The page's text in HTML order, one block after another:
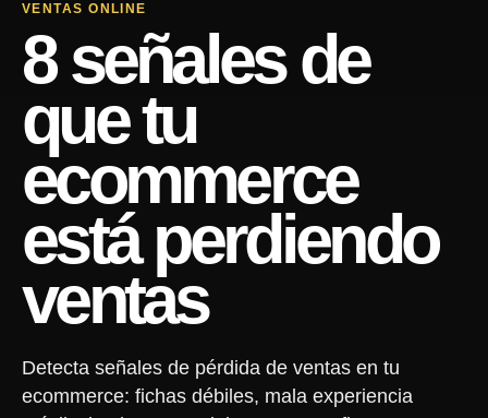
VENTAS ONLINE
8 señales de
que tu
ecommerce
está perdiendo
ventas
Detecta señales de pérdida de ventas en tu
ecommerce: fichas débiles, mala experiencia